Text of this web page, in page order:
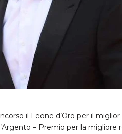
il Leone d’Oro per il
– Premio per la migliore